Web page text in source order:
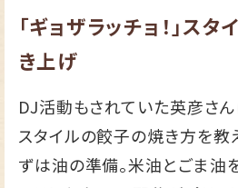
「ギョザラッチョ！」ス
き上げ
DJ活動もされていた英彦さ
スタイルの餃子の焼き方を教
ずは油の準備。米油とごま油